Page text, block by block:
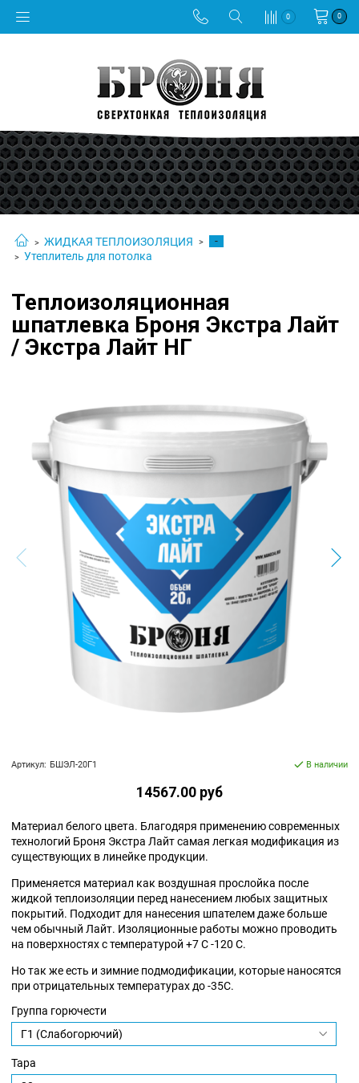
0 0
ЖИДКАЯ ТЕПЛОИЗОЛЯЦИЯ
-
Утеплитель для потолка
Теплоизоляционная
шпатлевка Броня Экстра Лайт
/ Экстра Лайт НГ
Артикул: БШЭЛ-20Г1 В наличии
14567.00 руб
Материал белого цвета. Благодяря применению современных
технологий Броня Экстра Лайт самая легкая модификация из
существующих в линейке продукции.
Применяется материал как воздушная прослойка после
жидкой теплоизоляции перед нанесением любых защитных
покрытий. Подходит для нанесения шпателем даже больше
чем обычный Лайт. Изоляционные работы можно проводить
на поверхностях с температурой +7 С -120 С.
Но так же есть и зимние подмодификации, которые наносятся
при отрицательных температурах до -35С.
Группа горючести
Тара